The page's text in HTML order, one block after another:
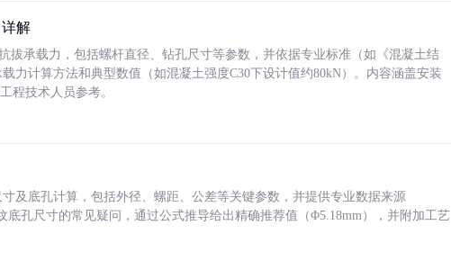
解
拔承载力，包括螺杆直径、钻孔尺寸等参数，并依据专业标准（如《混凝土结
力计算方法和典型数值（如混凝土强度C30下设计值约80kN）。内容涵盖安装
程技术人员参考。
及底孔计算，包括外径、螺距、公差等关键参数，并提供专业数据来源
底孔尺寸的常见疑问，通过公式推导给出精确推荐值（Φ5.18mm），并附加工艺